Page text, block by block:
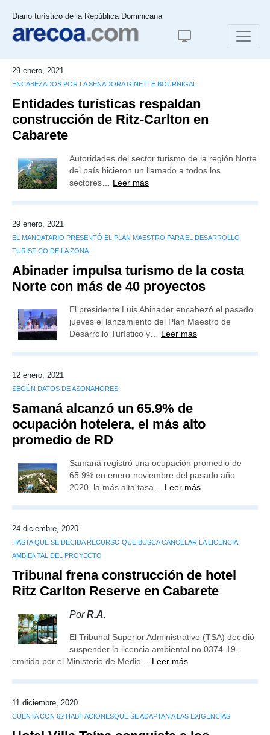
Diario turístico de la República Dominicana
29 enero, 2021
ENCABEZADOS POR LA SENADORA GINETTE BOURNIGAL
Entidades turísticas respaldan
construcción de Ritz-Carlton en
Cabarete
Autoridades del sector turismo de la región Norte
del país hicieron un llamado a todos los
sectores… Leer más
29 enero, 2021
EL MANDATARIO PRESENTÓ EL PLAN MAESTRO PARA EL DESARROLLO
TURÍSTICO DE LA ZONA
Abinader impulsa turismo de la costa
Norte con más de 40 proyectos
El presidente Luis Abinader encabezó el pasado
jueves el lanzamiento del Plan Maestro de
Desarrollo Turístico y… Leer más
12 enero, 2021
SEGÚN DATOS DE ASONAHORES
Samaná alcanzó un 65.9% de
ocupación hotelera, el más alto
promedio de RD
Samaná registró una ocupación promedio de
65.9% en enero-noviembre del pasado año
2020, la más alta tasa… Leer más
24 diciembre, 2020
HASTA QUE SE DECIDA RECURSO QUE BUSCA CANCELAR LA LICENCIA
AMBIENTAL DEL PROYECTO
Tribunal frena construcción de hotel
Ritz Carlton Reserve en Cabarete
PorR.A.
El Tribunal Superior Administrativo (TSA) decidió
suspender la licencia ambiental no.0374-19,
emitida por el Ministerio de Medio… Leer más
11 diciembre, 2020
CUENTA CON 62 HABITACIONESQUE SE ADAPTAN A LAS EXIGENCIAS